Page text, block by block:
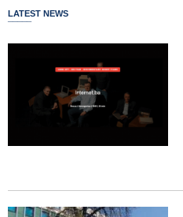
LATEST NEWS